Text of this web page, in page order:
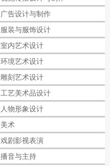
广告设计与制作
服装与服饰设计
室内艺术设计
环境艺术设计
雕刻艺术设计
工艺美术品设计
人物形象设计
美术
戏剧影视表演
播音与主持